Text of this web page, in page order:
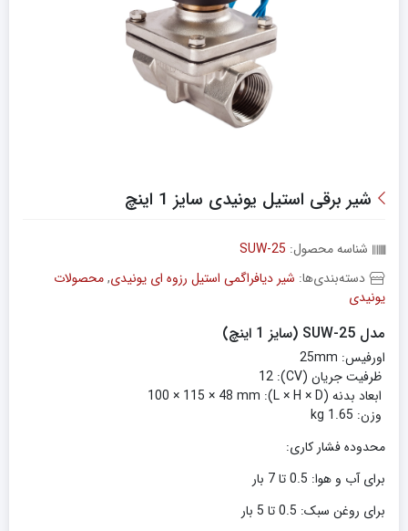
شیر برقی استیل یونیدی سایز 1 اینچ
شناسه محصول: SUW-25
دسته‌بندی‌ها: شیر دیافراگمی استیل رزوه ای یونیدی,محصولات
یونیدی
مدل SUW-25 (سایز 1 اینچ)
اورفیس: 25mm
ظرفیت جریان (CV): 12
ابعاد بدنه (L × H × D): 100 × 115 × 48 mm
وزن: 1.65 kg
محدوده فشار کاری:
برای آب و هوا: 0.5 تا 7 بار
برای روغن سبک: 0.5 تا 5 بار